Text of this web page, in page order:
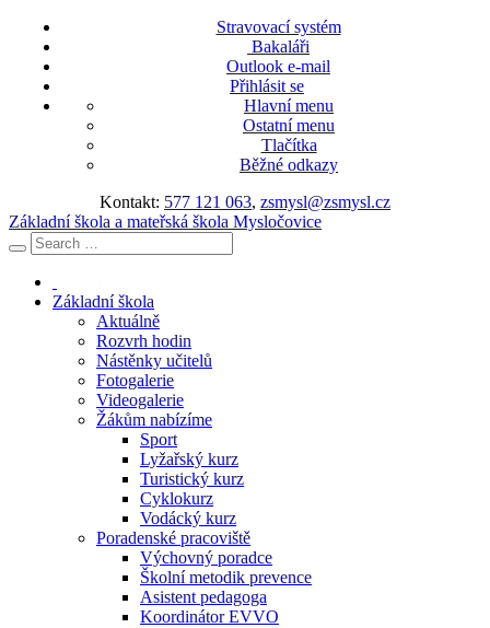
Stravovací systém
Bakaláři
Outlook e-mail
Přihlásit se
Hlavní menu
Ostatní menu
Tlačítka
Běžné odkazy
Kontakt: 577 121 063, zsmysl@zsmysl.cz
Základní škola a mateřská škola Mysločovice
Základní škola
Aktuálně
Rozvrh hodin
Nástěnky učitelů
Fotogalerie
Videogalerie
Žákům nabízíme
Sport
Lyžařský kurz
Turistický kurz
Cyklokurz
Vodácký kurz
Poradenské pracoviště
Výchovný poradce
Školní metodik prevence
Asistent pedagoga
Koordinátor EVVO